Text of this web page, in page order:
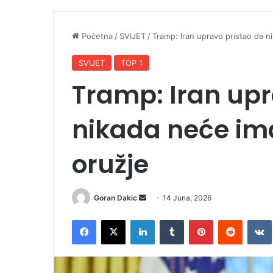
Početna/ SVIJET/Tramp: Iran upravo pristao da
SVIJET TOP 1
Tramp: Iran
nikada neće
oružje
Goran Dakic
a
14 Juna, 2026